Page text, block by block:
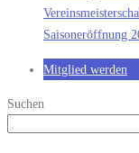
Saisoneröffnung
Mitglied werden
Suchen